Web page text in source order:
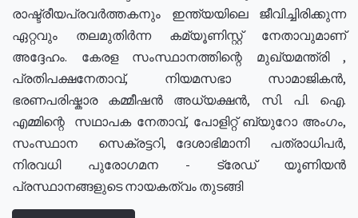
രാഷ്ട്രീയപ്രവർത്തകനും ഇന്ത്യയിലെ ജീവിച്ചിരിക്കുന്ന
ഏറ്റവും തലമുതിർന്ന കമ്യൂണിസ്റ്റ് നേതാവുമാണ്
അദ്ദേഹം. കേരള സംസ്ഥാനത്തിന്റെ മുഖ്യമന്ത്രി ,
പ്രതിപക്ഷനേതാവ്, നിയമസഭാ സാമാജികൻ,
ഭരണപരിഷ്കാര കമ്മീഷൻ അധ്യക്ഷൻ, സി. പി. ഐ.
എമ്മിന്റെ സഥാപക നേതാവ്, പോളിറ്റ് ബ്യുറോ അംഗം,
സംസ്ഥാന സെക്രട്ടറി, ദേശാഭിമാനി പത്രാധിപർ,
നിരവധി പുരോഗമന - ട്രേഡ് യൂണിയൻ
പ്രസ്ഥാനങ്ങളുടെ നായകത്വം തുടങ്ങി